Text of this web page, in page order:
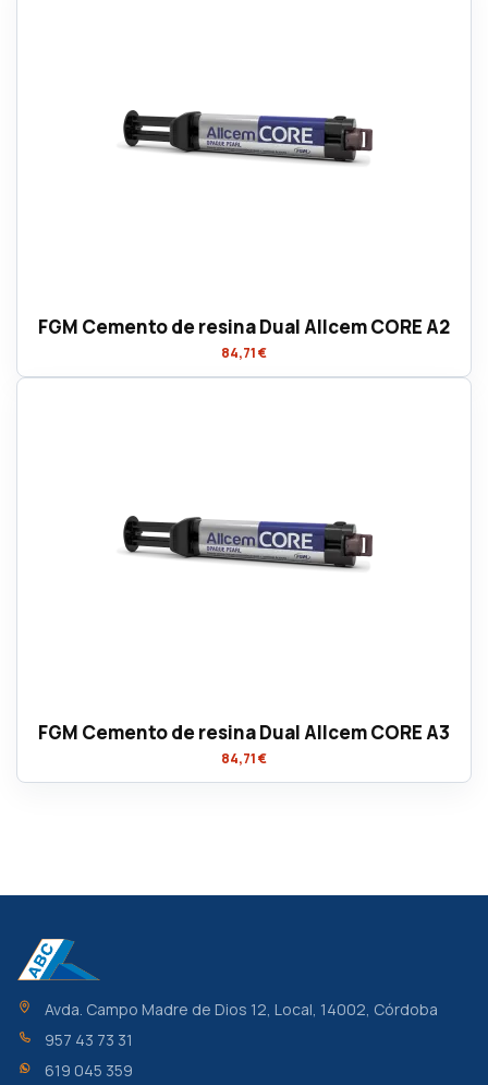
FGM Cemento de resina Dual Allcem CORE A2
84,71 €
FGM Cemento de resina Dual Allcem CORE A3
84,71 €
Avda. Campo Madre de Dios 12, Local, 14002, Córdoba
957 43 73 31
619 045 359